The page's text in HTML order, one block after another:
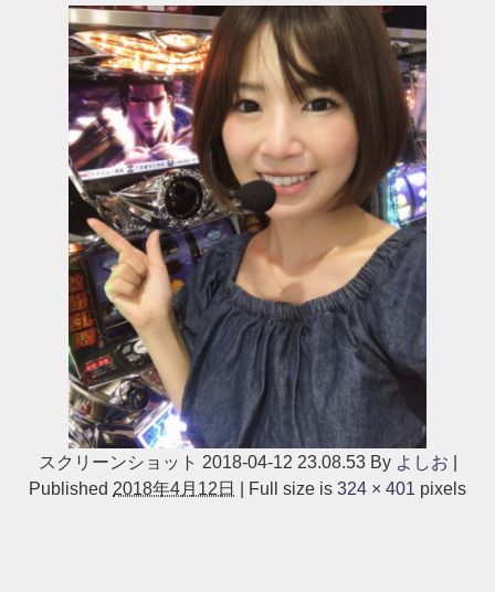
スクリーンショット 2018-04-12 23.08.53 By よしお
Published 2018年4月12日 Full size is 324 × 401 pixels